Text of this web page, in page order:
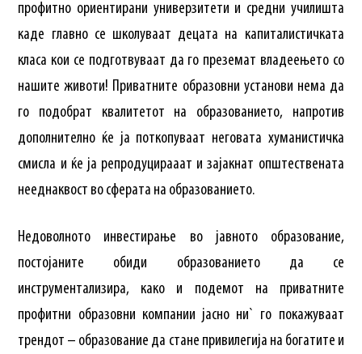
профитно ориентирани универзитети и средни училишта
каде главно се школуваат децата на капиталистичката
класа кои се подготвуваат да го преземат владеењето со
нашите животи! Приватните образовни установи нема да
го подобрат квалитетот на образованието, напротив
дополнително ќе ја поткопуваат неговата хуманистичка
смисла и ќе ја репродуцираaат и зајакнат општествената
нееднаквост во сферата на образованието.
Недоволното инвестирање во јавното образование,
постојаните обиди образованието да се
инструментализира, како и подемот на приватните
профитни образовни компании јасно ни` го покажуваат
трендот – образование да стане привилегија на богатите и